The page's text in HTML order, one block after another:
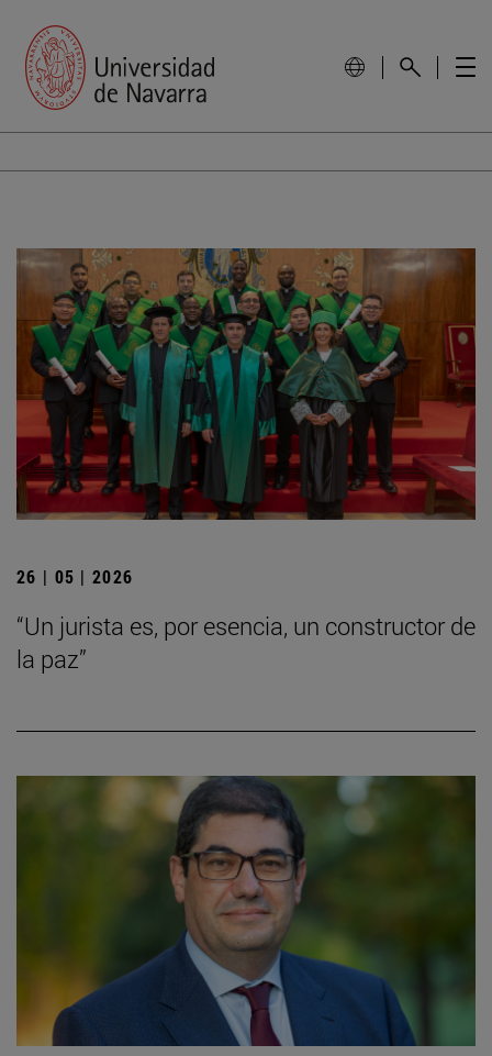
26 | 05 | 2026
“Un jurista es, por esencia, un constructor de
la paz”